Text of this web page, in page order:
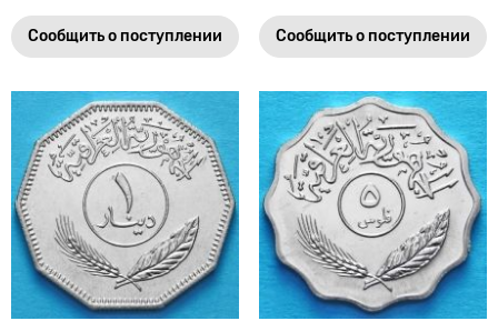
Сообщить о поступлении Сообщить о поступлении